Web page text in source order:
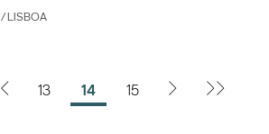
/ LISBOA
13 14 15